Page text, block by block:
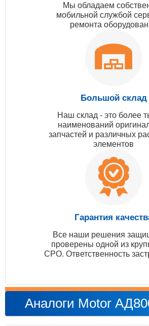
Мы обладаем
мобильной службой
ремонта
Большой склад
Наш склад - это более
наименований
запчастей и различных
элементов
Гарантия
Все наши решения
проверены одной из
СРО. Ответственность
Аналоги Motor